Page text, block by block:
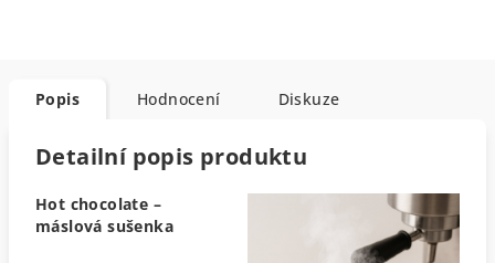
Popis Hodnocení Diskuze
Detailní popis produktu
Hot chocolate –
máslová sušenka